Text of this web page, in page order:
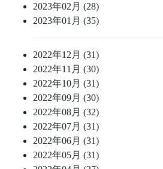
2023年02月 (28)
2023年01月 (35)
2022年12月 (31)
2022年11月 (30)
2022年10月 (31)
2022年09月 (30)
2022年08月 (32)
2022年07月 (31)
2022年06月 (31)
2022年05月 (31)